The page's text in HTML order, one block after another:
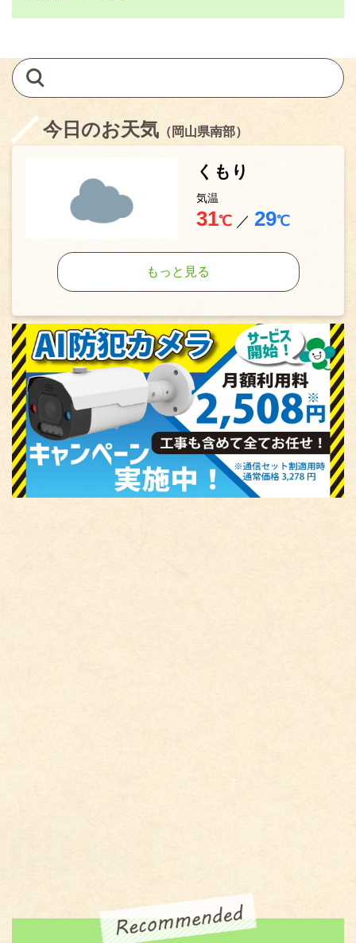
今日のお天気 （岡山県南部）
くもり
気温
31℃ ／ 29℃
もっと見る